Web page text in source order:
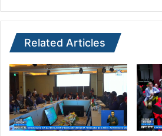
Related Articles